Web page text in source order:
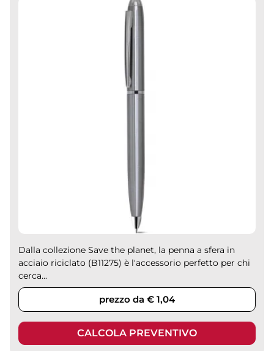
Dalla collezione Save the planet, la penna a sfera in
acciaio riciclato (B11275) è l'accessorio perfetto per chi
cerca...
prezzo da € 1,04
CALCOLA PREVENTIVO